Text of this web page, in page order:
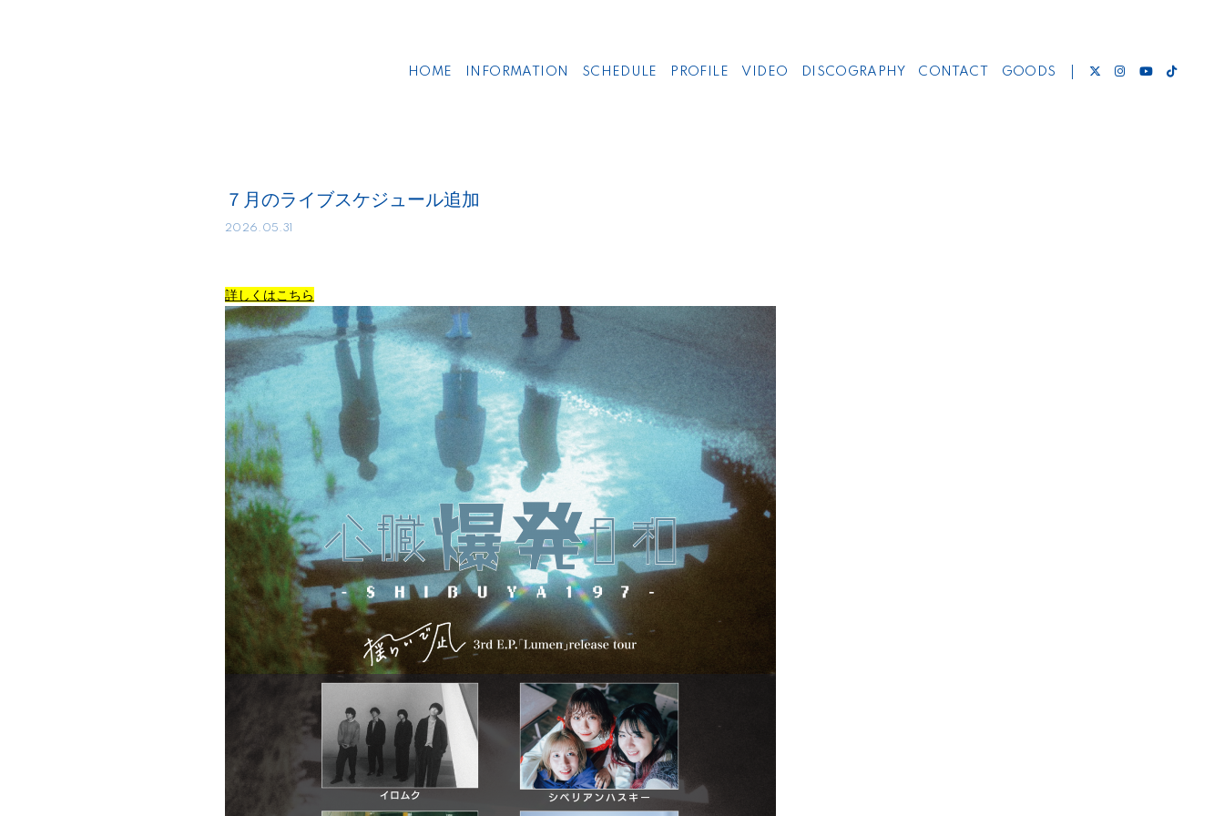
HOME INFORMATION SCHEDULE PROFILE VIDEO DISCOGRAPHY CONTACT GOODS
７月のライブスケジュール追加
2026.05.31
詳しくはこちら